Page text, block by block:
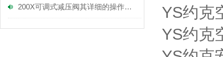
200X可调式减压阀其详细的操作方法如下
YS约克
YS约克